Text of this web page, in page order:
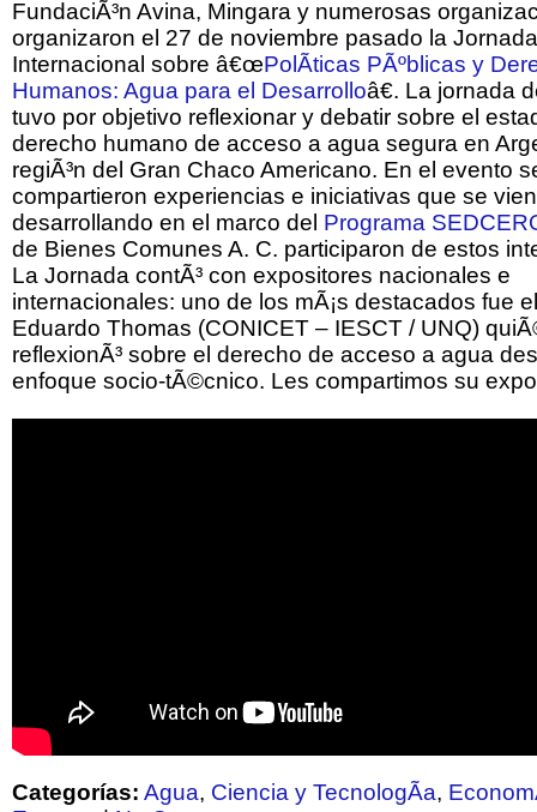
FundaciÃ³n Avina, Mingara y numerosas
organizaron el 27 de noviembre pasado la Jornada
Internacional sobre â€œPolÃ­ticas PÃºblicas y
Humanos: Agua para el Desarrolloâ€. La jornada
tuvo por objetivo reflexionar y debatir sobre el
derecho humano de acceso a agua segura en
regiÃ³n del Gran Chaco Americano. En el evento
compartieron experiencias e iniciativas que se
desarrollando en el marco del Programa
de Bienes Comunes A. C. participaron de estos
La Jornada contÃ³ con expositores nacionales e
internacionales: uno de los mÃ¡s destacados fue
Eduardo Thomas (CONICET – IESCT / UNQ)
reflexionÃ³ sobre el derecho de acceso a agua
enfoque socio-tÃ©cnico. Les compartimos su
Categorías: Agua, Ciencia y TecnologÃ­a,